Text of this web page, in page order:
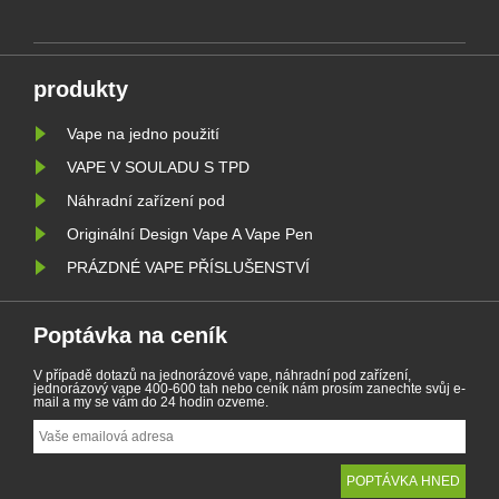
produkty
Vape na jedno použití
VAPE V SOULADU S TPD
Náhradní zařízení pod
Originální Design Vape A Vape Pen
PRÁZDNÉ VAPE PŘÍSLUŠENSTVÍ
Poptávka na ceník
V případě dotazů na jednorázové vape, náhradní pod zařízení,
jednorázový vape 400-600 tah nebo ceník nám prosím zanechte svůj e-
mail a my se vám do 24 hodin ozveme.